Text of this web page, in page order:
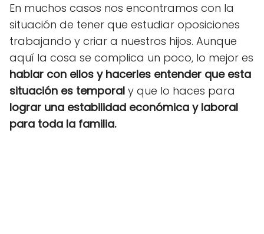
En muchos casos nos encontramos con la
situación de tener que estudiar oposiciones
trabajando y criar a nuestros hijos. Aunque
aquí la cosa se complica un poco, lo mejor es
hablar con ellos y hacerles entender que esta
situación es temporal y que lo haces para
lograr una estabilidad económica y laboral
para toda la familia.